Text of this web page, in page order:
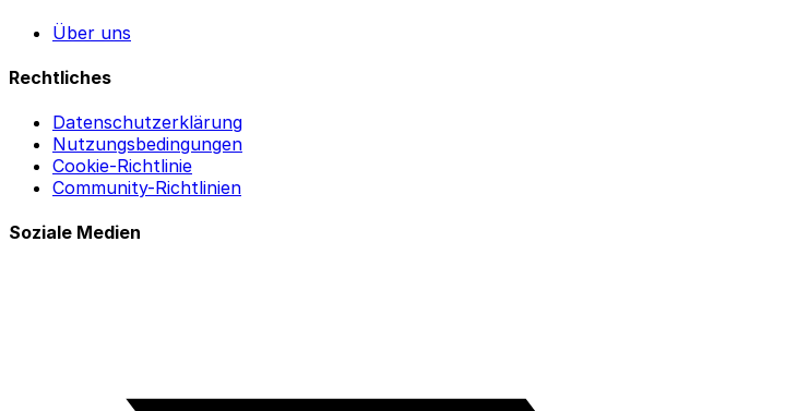
Über uns
Rechtliches
Datenschutzerklärung
Nutzungsbedingungen
Cookie-Richtlinie
Community-Richtlinien
Soziale Medien